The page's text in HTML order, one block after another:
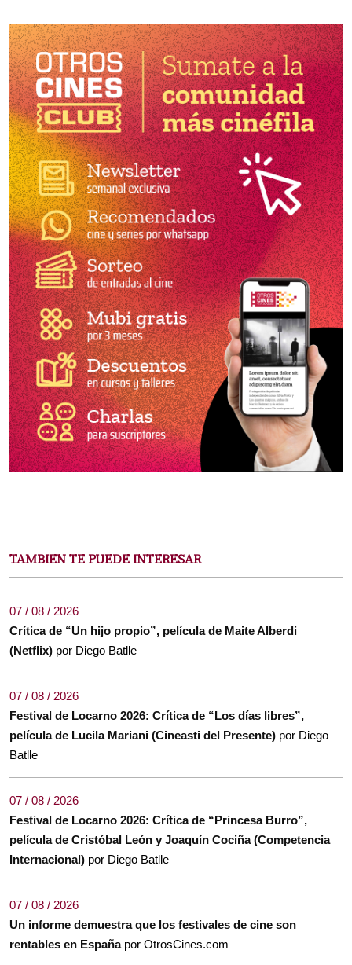
TAMBIEN TE PUEDE INTERESAR
07 / 08 / 2026
Crítica de “Un hijo propio”, película de Maite Alberdi
(Netflix) por Diego Batlle
07 / 08 / 2026
Festival de Locarno 2026: Crítica de “Los días libres”,
película de Lucila Mariani (Cineasti del Presente) por Diego
Batlle
07 / 08 / 2026
Festival de Locarno 2026: Crítica de “Princesa Burro”,
película de Cristóbal León y Joaquín Cociña (Competencia
Internacional) por Diego Batlle
07 / 08 / 2026
Un informe demuestra que los festivales de cine son
rentables en España por OtrosCines.com